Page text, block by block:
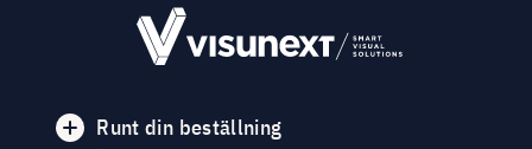
Runt din beställning